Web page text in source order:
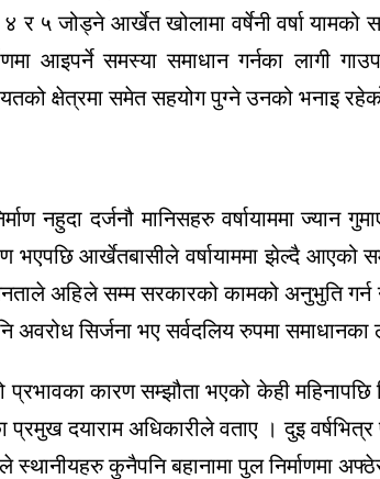
र ५ जोड्ने आर्खेत खोलामा वर्षेनी वर्षा
आइपर्ने समस्या समाधान गर्नका लागी
क्षेत्रमा समेत सहयोग पुग्ने उनको भनाइ
नहुदा दर्जनौ मानिसहरु वर्षायाममा ज्यान
भएपछि आर्खेतबासीले वर्षायाममा झेल्दै आएको
अहिले सम्म सरकारको कामको अनुभुति
अवरोध सिर्जना भए सर्वदलिय रुपमा
कारण सम्झौता भएको केही महिनापछि
प्रमुख दयाराम अधिकारीले वताए । दुइ
स्थानीयहरु कुनैपनि बहानामा पुल निर्माणमा